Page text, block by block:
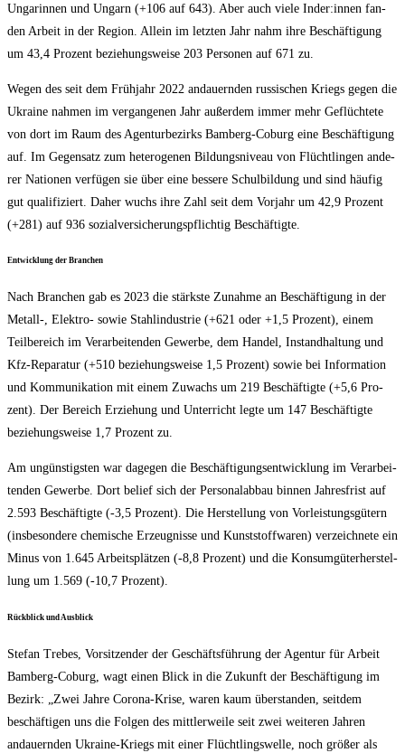
Unga­rin­nen und Ungarn (+106 auf 643). Aber auch vie­le Inder:innen fan­
den Arbeit in der Regi­on. Allein im letz­ten Jahr nahm ihre Beschäf­ti­gung
um 43,4 Pro­zent bezie­hungs­wei­se 203 Per­so­nen auf 671 zu.
Wegen des seit dem Früh­jahr 2022 andau­ern­den rus­si­schen Kriegs gegen die
Ukrai­ne nah­men im ver­gan­ge­nen Jahr außer­dem immer mehr Geflüch­te­te
von dort im Raum des Agen­tur­be­zirks Bam­berg-Coburg eine Beschäf­ti­gung
auf. Im Gegen­satz zum hete­ro­ge­nen Bil­dungs­ni­veau von Flücht­lin­gen ande­
rer Natio­nen ver­fü­gen sie über eine bes­se­re Schul­bil­dung und sind häu­fig
gut qua­li­fi­ziert. Daher wuchs ihre Zahl seit dem Vor­jahr um 42,9 Pro­zent
(+281) auf 936 sozi­al­ver­si­che­rungs­pflich­tig Beschäftigte.
Ent­wick­lung der Branchen
Nach Bran­chen gab es 2023 die stärks­te Zunah­me an Beschäf­ti­gung in der
Metall‑, Elek­tro- sowie Stahl­in­dus­trie (+621 oder +1,5 Pro­zent), einem
Teil­be­reich im Ver­ar­bei­ten­den Gewer­be, dem Han­del, Instand­hal­tung und
Kfz-Repa­ra­tur (+510 bezie­hungs­wei­se 1,5 Pro­zent) sowie bei Infor­ma­ti­on
und Kom­mu­ni­ka­ti­on mit einem Zuwachs um 219 Beschäf­tig­te (+5,6 Pro­
zent). Der Bereich Erzie­hung und Unter­richt leg­te um 147 Beschäf­tig­te
bezie­hungs­wei­se 1,7 Pro­zent zu.
Am ungüns­tigs­ten war dage­gen die Beschäf­ti­gungs­ent­wick­lung im Ver­ar­bei­
ten­den Gewer­be. Dort belief sich der Per­so­nal­ab­bau bin­nen Jah­res­frist auf
2.593 Beschäf­tig­te (-3,5 Pro­zent). Die Her­stel­lung von Vor­leis­tungs­gü­tern
(ins­be­son­de­re che­mi­sche Erzeug­nis­se und Kunst­stoff­wa­ren) ver­zeich­ne­te ein
Minus von 1.645 Arbeits­plät­zen (-8,8 Pro­zent) und die Kon­sum­gü­ter­her­stel­
lung um 1.569 (-10,7 Prozent).
Rück­blick und Ausblick
Ste­fan Tre­bes, Vor­sit­zen­der der Geschäfts­füh­rung der Agen­tur für Arbeit
Bam­berg-Coburg, wagt einen Blick in die Zukunft der Beschäf­ti­gung im
Bezirk: „Zwei Jah­re Coro­na-Kri­se, waren kaum über­stan­den, seit­dem
beschäf­ti­gen uns die Fol­gen des mitt­ler­wei­le seit zwei wei­te­ren Jah­ren
andau­ern­den Ukrai­ne-Kriegs mit einer Flücht­lings­wel­le, noch grö­ßer als